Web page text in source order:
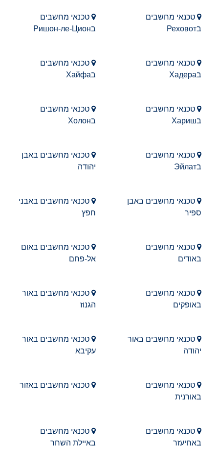
טכנאי מחשבים
בРеховот
טכנאי מחשבים
בРишон-ле-Цион
טכנאי מחשבים
בХадера
טכנאי מחשבים
בХайфа
טכנאי מחשבים
בХариш
טכנאי מחשבים
בХолон
טכנאי מחשבים
בЭйлат
טכנאי מחשבים באבן
יהודה
טכנאי מחשבים באבן
ספיר
טכנאי מחשבים באבני
חפץ
טכנאי מחשבים
באודים
טכנאי מחשבים באום
אל-פחם
טכנאי מחשבים
באופקים
טכנאי מחשבים באור
הגנוז
טכנאי מחשבים באור
יהודה
טכנאי מחשבים באור
עקיבא
טכנאי מחשבים
באורנית
טכנאי מחשבים באזור
טכנאי מחשבים
באחיעזר
טכנאי מחשבים
באיילת השחר